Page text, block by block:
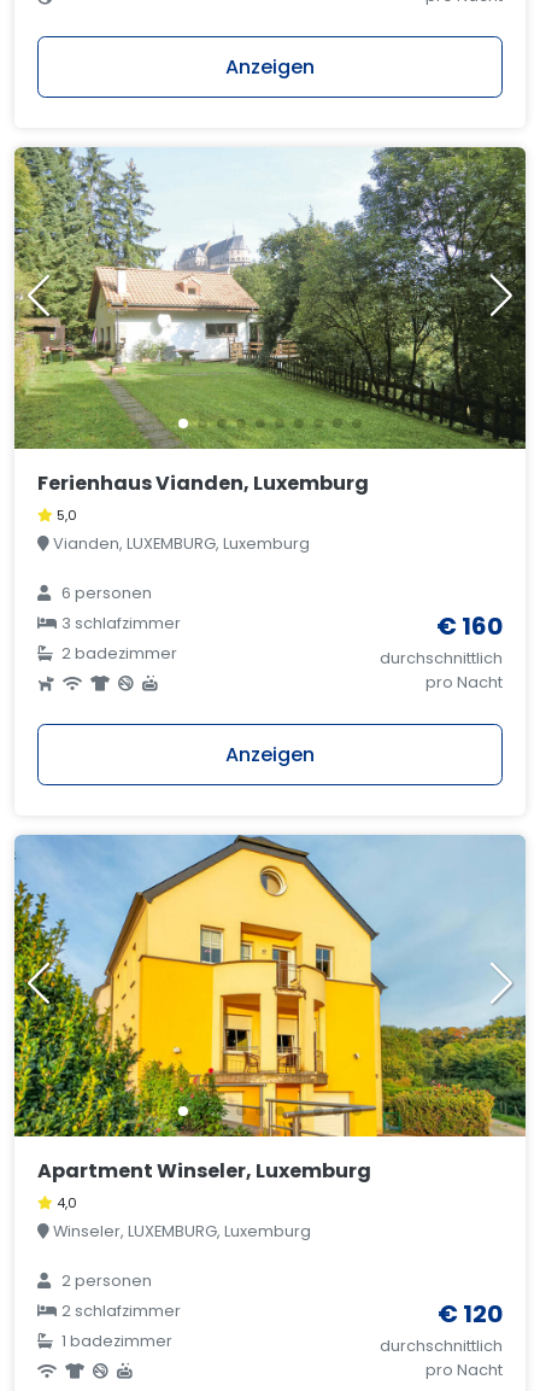
Anzeigen
Ferienhaus Vianden, Luxemburg
5,0
Vianden, LUXEMBURG, Luxemburg
6 personen
3 schlafzimmer
2 badezimmer
€ 160
durchschnittlich
pro Nacht
Anzeigen
Apartment Winseler, Luxemburg
4,0
Winseler, LUXEMBURG, Luxemburg
2 personen
2 schlafzimmer
1 badezimmer
€ 120
durchschnittlich
pro Nacht